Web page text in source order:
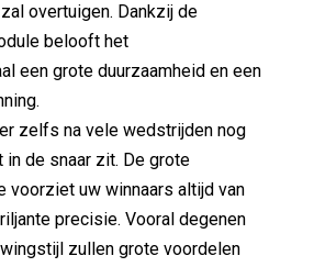
overtuigen. Dankzij de
belooft het
een grote duurzaamheid en een
zelfs na vele wedstrijden nog
in de snaar zit. De grote
voorziet uw winnaars altijd van
precisie. Vooral degenen
zullen grote voordelen